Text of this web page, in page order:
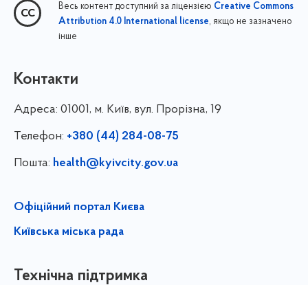
Весь контент доступний за ліцензією Creative Commons
Attribution 4.0 International license, якщо не зазначено
інше
Контакти
Адреса: 01001, м. Київ, вул. Прорізна, 19
Телефон: +380 (44) 284-08-75
Пошта: health@kyivcity.gov.ua
Офіційний портал Києва
Київська міська рада
Технічна підтримка